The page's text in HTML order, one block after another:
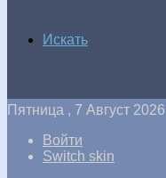
Искать
Пятница , 7 Август 2026
Войти
Switch skin